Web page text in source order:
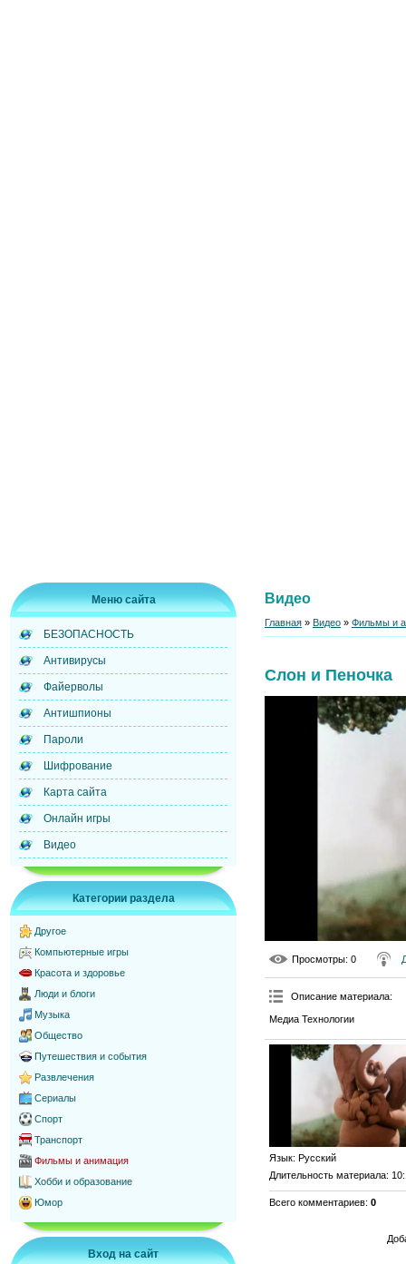
Меню сайта
БЕЗОПАСНОСТЬ
Антивирусы
Файерволы
Антишпионы
Пароли
Шифрование
Карта сайта
Онлайн игры
Видео
Категории раздела
Другое
Компьютерные игры
Красота и здоровье
Люди и блоги
Музыка
Общество
Путешествия и события
Развлечения
Сериалы
Спорт
Транспорт
Фильмы и анимация
Хобби и образование
Юмор
Вход на сайт
Видео
Главная » Видео » Фильмы и
Слон и Пеночка
Просмотры: 0
Описание материала:
Медиа Технологии
Язык: Русский
Длительность материала:
Всего комментариев: 0